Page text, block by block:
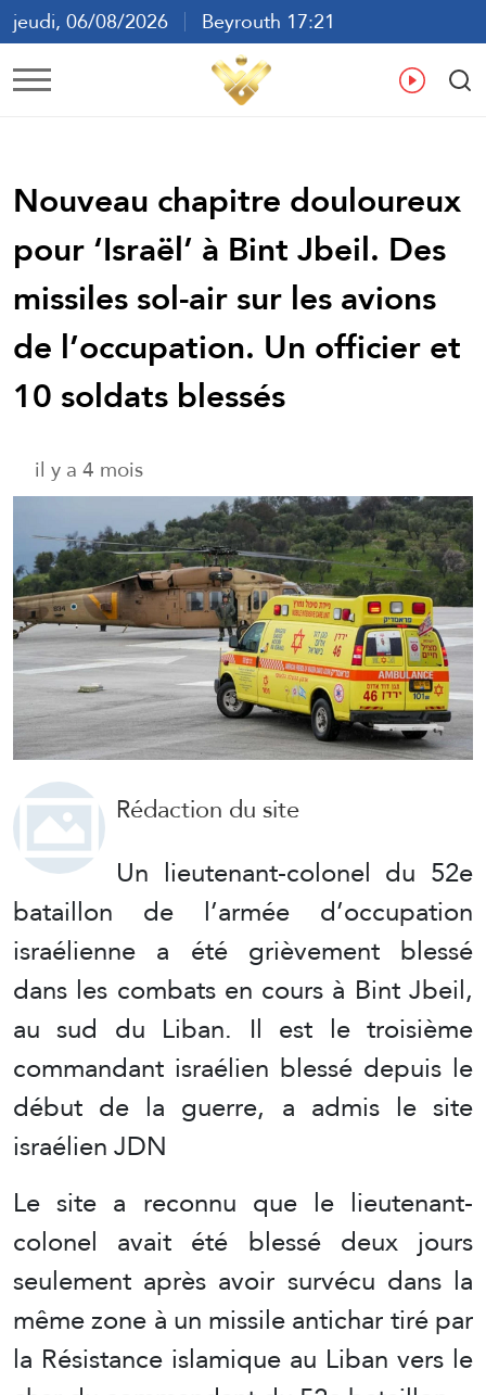
jeudi, 06/08/2026
Beyrouth 17:21
ع
Nouveau chapitre douloureux
pour ‘Israël’ à Bint Jbeil. Des
missiles sol-air sur les avions
de l’occupation. Un officier et
10 soldats blessés
il y a 4 mois
Rédaction du site
Un lieutenant-colonel du 52e
bataillon de l’armée d’occupation
israélienne a été grièvement blessé
dans les combats en cours à Bint Jbeil,
au sud du Liban. Il est le troisième
commandant israélien blessé depuis le
début de la guerre, a admis le site
israélien JDN
Le site a reconnu que le lieutenant-
colonel avait été blessé deux jours
seulement après avoir survécu dans la
même zone à un missile antichar tiré par
la Résistance islamique au Liban vers le